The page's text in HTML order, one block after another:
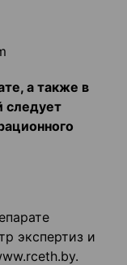
а также в
следует
экспертиз и